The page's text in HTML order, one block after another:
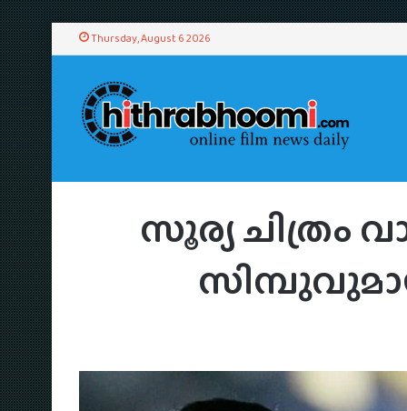
Thursday, August 6 2026
Home/News
സൂര്യ ചിത്രം